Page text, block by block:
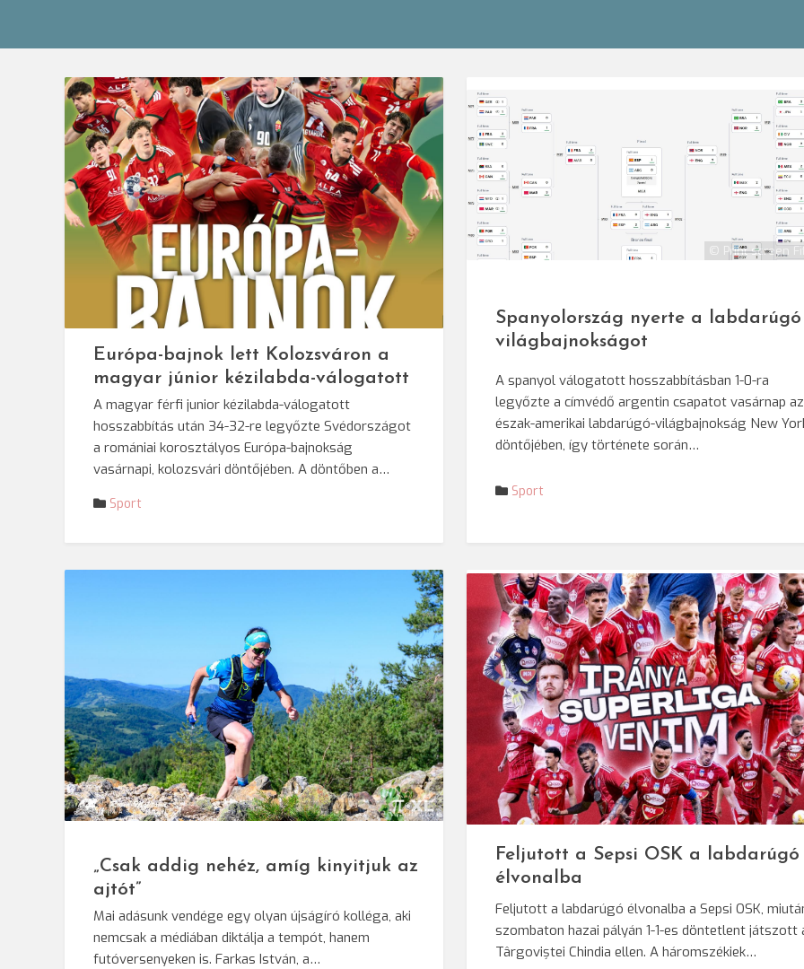
Európa-bajnok lett Kolozsváron a
magyar júnior kézilabda-válogatott
A magyar férfi junior kézilabda-válogatott
hosszabbítás után 34-32-re legyőzte Svédországot
a romániai korosztályos Európa-bajnokság
vasárnapi, kolozsvári döntőjében. A döntőben a…
Sport
© Print screen
Spanyolország nyerte a labdarúgó
világbajnokságot
A spanyol válogatott hosszabbításban 1-0-ra
legyőzte a címvédő argentin csapatot vasárnap az
észak-amerikai labdarúgó-világbajnokság New
döntőjében, így története során…
Sport
© Személyes archívum
„Csak addig nehéz, amíg kinyitjuk az
ajtót”
Mai adásunk vendége egy olyan újságíró kolléga, aki
nemcsak a médiában diktálja a tempót, hanem
futóversenyeken is. Farkas István, a…
Feljutott a Sepsi OSK a labdarúgó
élvonalba
Feljutott a labdarúgó élvonalba a Sepsi OSK,
szombaton hazai pályán 1-1-es döntetlent játszott
Târgoviștei Chindia ellen. A háromszékiek…